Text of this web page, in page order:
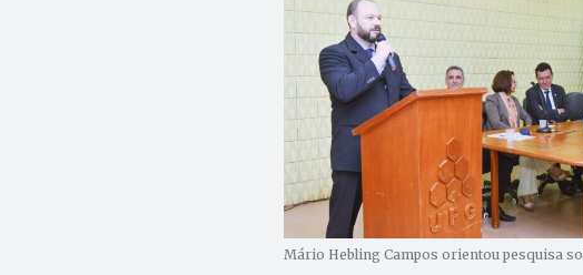
Mário Hebling Campos orientou pesquisa